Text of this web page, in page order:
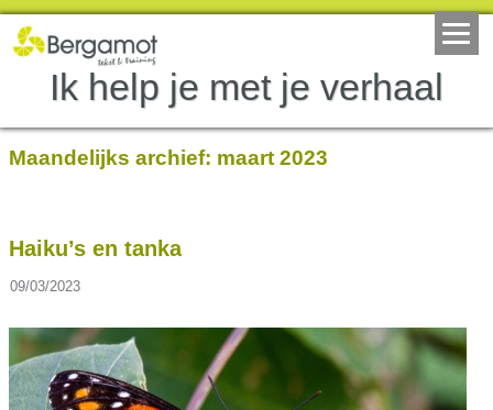
Ik help je met je verhaal
Maandelijks archief: maart 2023
Haiku’s en tanka
09/03/2023